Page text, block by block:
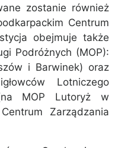
zostanie również
Centrum
obejmuje także
Podróżnych (MOP):
i Barwinek) oraz
Lotniczego
MOP Lutoryż w
Zarządzania